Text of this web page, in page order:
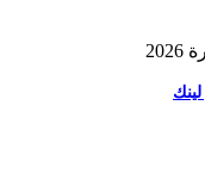
لينك